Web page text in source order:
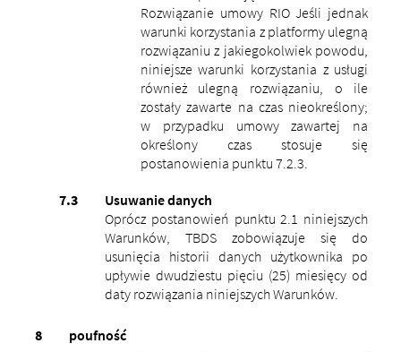
Rozwiązanie umowy RIO Jeśli jednak
warunki korzystania z platformy ulegną
rozwiązaniu z jakiegokolwiek powodu,
niniejsze warunki korzystania z usługi
również ulegną rozwiązaniu, o ile
zostały zawarte na czas nieokreślony;
w przypadku umowy zawartej na
określony czas stosuje się
postanowienia punktu 7.2.3.
Usuwanie danych
Oprócz postanowień punktu 2.1 niniejszych
Warunków, TBDS zobowiązuje się do
usunięcia historii danych użytkownika po
upływie dwudziestu pięciu (25) miesięcy od
daty rozwiązania niniejszych Warunków.
poufność